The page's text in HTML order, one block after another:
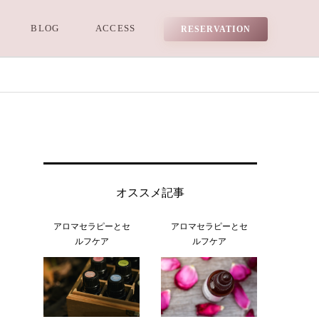
BLOG ACCESS RESERVATION
オススメ記事
アロマセラピーとセ
ルフケア
アロマセラピーとセ
ルフケア